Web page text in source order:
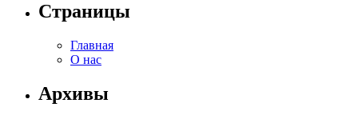
Страницы
Главная
О нас
Архивы